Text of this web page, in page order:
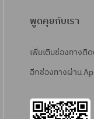
พูดคุยกับเรา
เพิ่มเติมช่องทางติ
อีกช่องทางผ่าน